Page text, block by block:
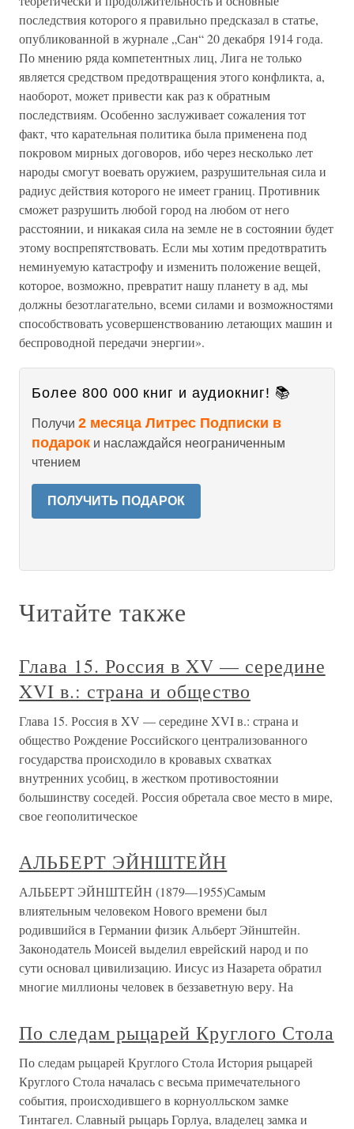
последствия которого я правильно предсказал в статье,
опубликованной в журнале „Сан“ 20 декабря 1914 года.
По мнению ряда компетентных лиц, Лига не только
является средством предотвращения этого конфликта, а,
наоборот, может привести как раз к обратным
последствиям. Особенно заслуживает сожаления тот
факт, что карательная политика была применена под
покровом мирных договоров, ибо через несколько лет
народы смогут воевать оружием, разрушительная сила и
радиус действия которого не имеет границ. Противник
сможет разрушить любой город на любом от него
расстоянии, и никакая сила на земле не в состоянии будет
этому воспрепятствовать. Если мы хотим предотвратить
неминуемую катастрофу и изменить положение вещей,
которое, возможно, превратит нашу планету в ад, мы
должны безотлагательно, всеми силами и возможностями
способствовать усовершенствованию летающих машин и
беспроводной передачи энергии».
Более 800 000 книг и аудиокниг! 📚
Получи 2 месяца Литрес Подписки в
подарок и наслаждайся неограниченным
чтением
ПОЛУЧИТЬ ПОДАРОК
Читайте также
Глава 15. Россия в XV — середине
XVI в.: страна и общество
Глава 15. Россия в XV — середине XVI в.: страна и
общество Рождение Российского централизованного
государства происходило в кровавых схватках
внутренних усобиц, в жестком противостоянии
большинству соседей. Россия обретала свое место в мире,
свое геополитическое
АЛЬБЕРТ ЭЙНШТЕЙН
АЛЬБЕРТ ЭЙНШТЕЙН (1879—1955)Самым
влиятельным человеком Нового времени был
родившийся в Германии физик Альберт Эйнштейн.
Законодатель Моисей выделил еврейский народ и по
сути основал цивилизацию. Иисус из Назарета обратил
многие миллионы человек в беззаветную веру. На
По следам рыцарей Круглого Стола
По следам рыцарей Круглого Стола История рыцарей
Круглого Стола началась с весьма примечательного
события, происходившего в корнуолльском замке
Тинтагел. Славный рыцарь Горлуа, владелец замка и